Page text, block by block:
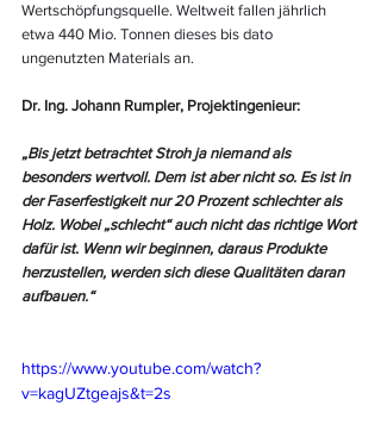
Wertschöpfungsquelle. Weltweit fallen jährlich
etwa 440 Mio. Tonnen dieses bis dato
ungenutzten Materials an.
Dr. Ing. Johann Rumpler, Projektingenieur:
„Bis jetzt betrachtet Stroh ja niemand als
besonders wertvoll. Dem ist aber nicht so. Es ist in
der Faserfestigkeit nur 20 Prozent schlechter als
Holz. Wobei „schlecht“ auch nicht das richtige Wort
dafür ist. Wenn wir beginnen, daraus Produkte
herzustellen, werden sich diese Qualitäten daran
aufbauen.“
https://www.youtube.com/watch?
v=kagUZtgeajs&t=2s